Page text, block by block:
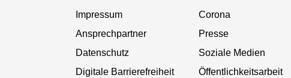
Impressum
Ansprechpartner
Datenschutz
Digitale Barrierefreiheit
Corona
Presse
Soziale Medien
Öffentlichkeitsarbeit